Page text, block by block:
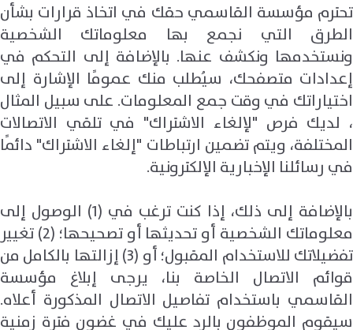
تحترم مؤسسة القاسمي حقك في اتخاذ قرارات بشأن
الطرق التي نجمع بها معلوماتك الشخصية
ونستخدمها ونكشف عنها. بالإضافة إلى التحكم في
إعدادات متصفحك، سيُطلب منك عمومًا الإشارة إلى
اختياراتك في وقت جمع المعلومات. على سبيل المثال
، لديك فرص "لإلغاء الاشتراك" في تلقي الاتصالات
المختلفة، ويتم تضمين ارتباطات "إلغاء الاشتراك" دائمًا
في رسائلنا الإخبارية الإلكترونية.
بالإضافة إلى ذلك، إذا كنت ترغب في (1) الوصول إلى
معلوماتك الشخصية أو تحديثها أو تصحيحها؛ (2) تغيير
تفضيلاتك للاستخدام المقبول؛ أو (3) إزالتها بالكامل من
قوائم الاتصال الخاصة بنا، يرجى إبلاغ مؤسسة
القاسمي باستخدام تفاصيل الاتصال المذكورة أعلاه.
سيقوم الموظفون بالرد عليك في غضون فترة زمنية